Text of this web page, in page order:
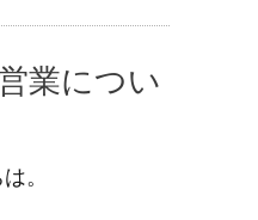
業につい
。